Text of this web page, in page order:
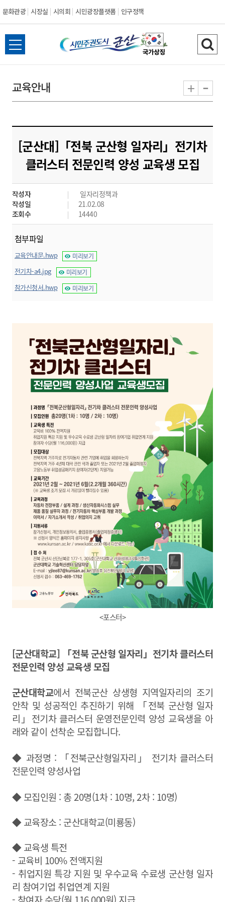
문화관광 시장실 시의회 시민광장플랫폼 인구정책
시
민
도
시
군
산
전
체
뉴
열
검
색
기
교육안내 + -
[군산대]「전북 군산형 일자리」전기차
클러스터 전문인력 양성 교육생 모집
작성자
일자리정책과
작성일
21.02.08
조회수
14440
첨부파일
교육안내문.hwp 미리보기
전기차-a4.jpg 미리보기
참가신청서.hwp 미리보기
<포스터>
[군산대학교] 「전북 군산형 일자리」전기차 클러스터
전문인력 양성 교육생 모집
군산대학교에서 전북군산 상생형 지역일자리의 조기
안착 및 성공적인 추진하기 위해 「전북 군산형 일자
리」전기차 클러스터 운영전문인력 양성 교육생을 아
래와 같이 선착순 모집합니다.
◆ 과정명 : 「전북군산형일자리」 전기차 클러스터
전문인력 양성사업
◆ 모집인원 : 총 20명(1차 : 10명, 2차 : 10명)
◆ 교육장소 : 군산대학교(미룡동)
◆ 교육생 특전
- 교육비 100% 전액지원
- 취업지원 특강 지원 및 우수교육 수료생 군산형 일자
리 참여기업 취업연계 지원